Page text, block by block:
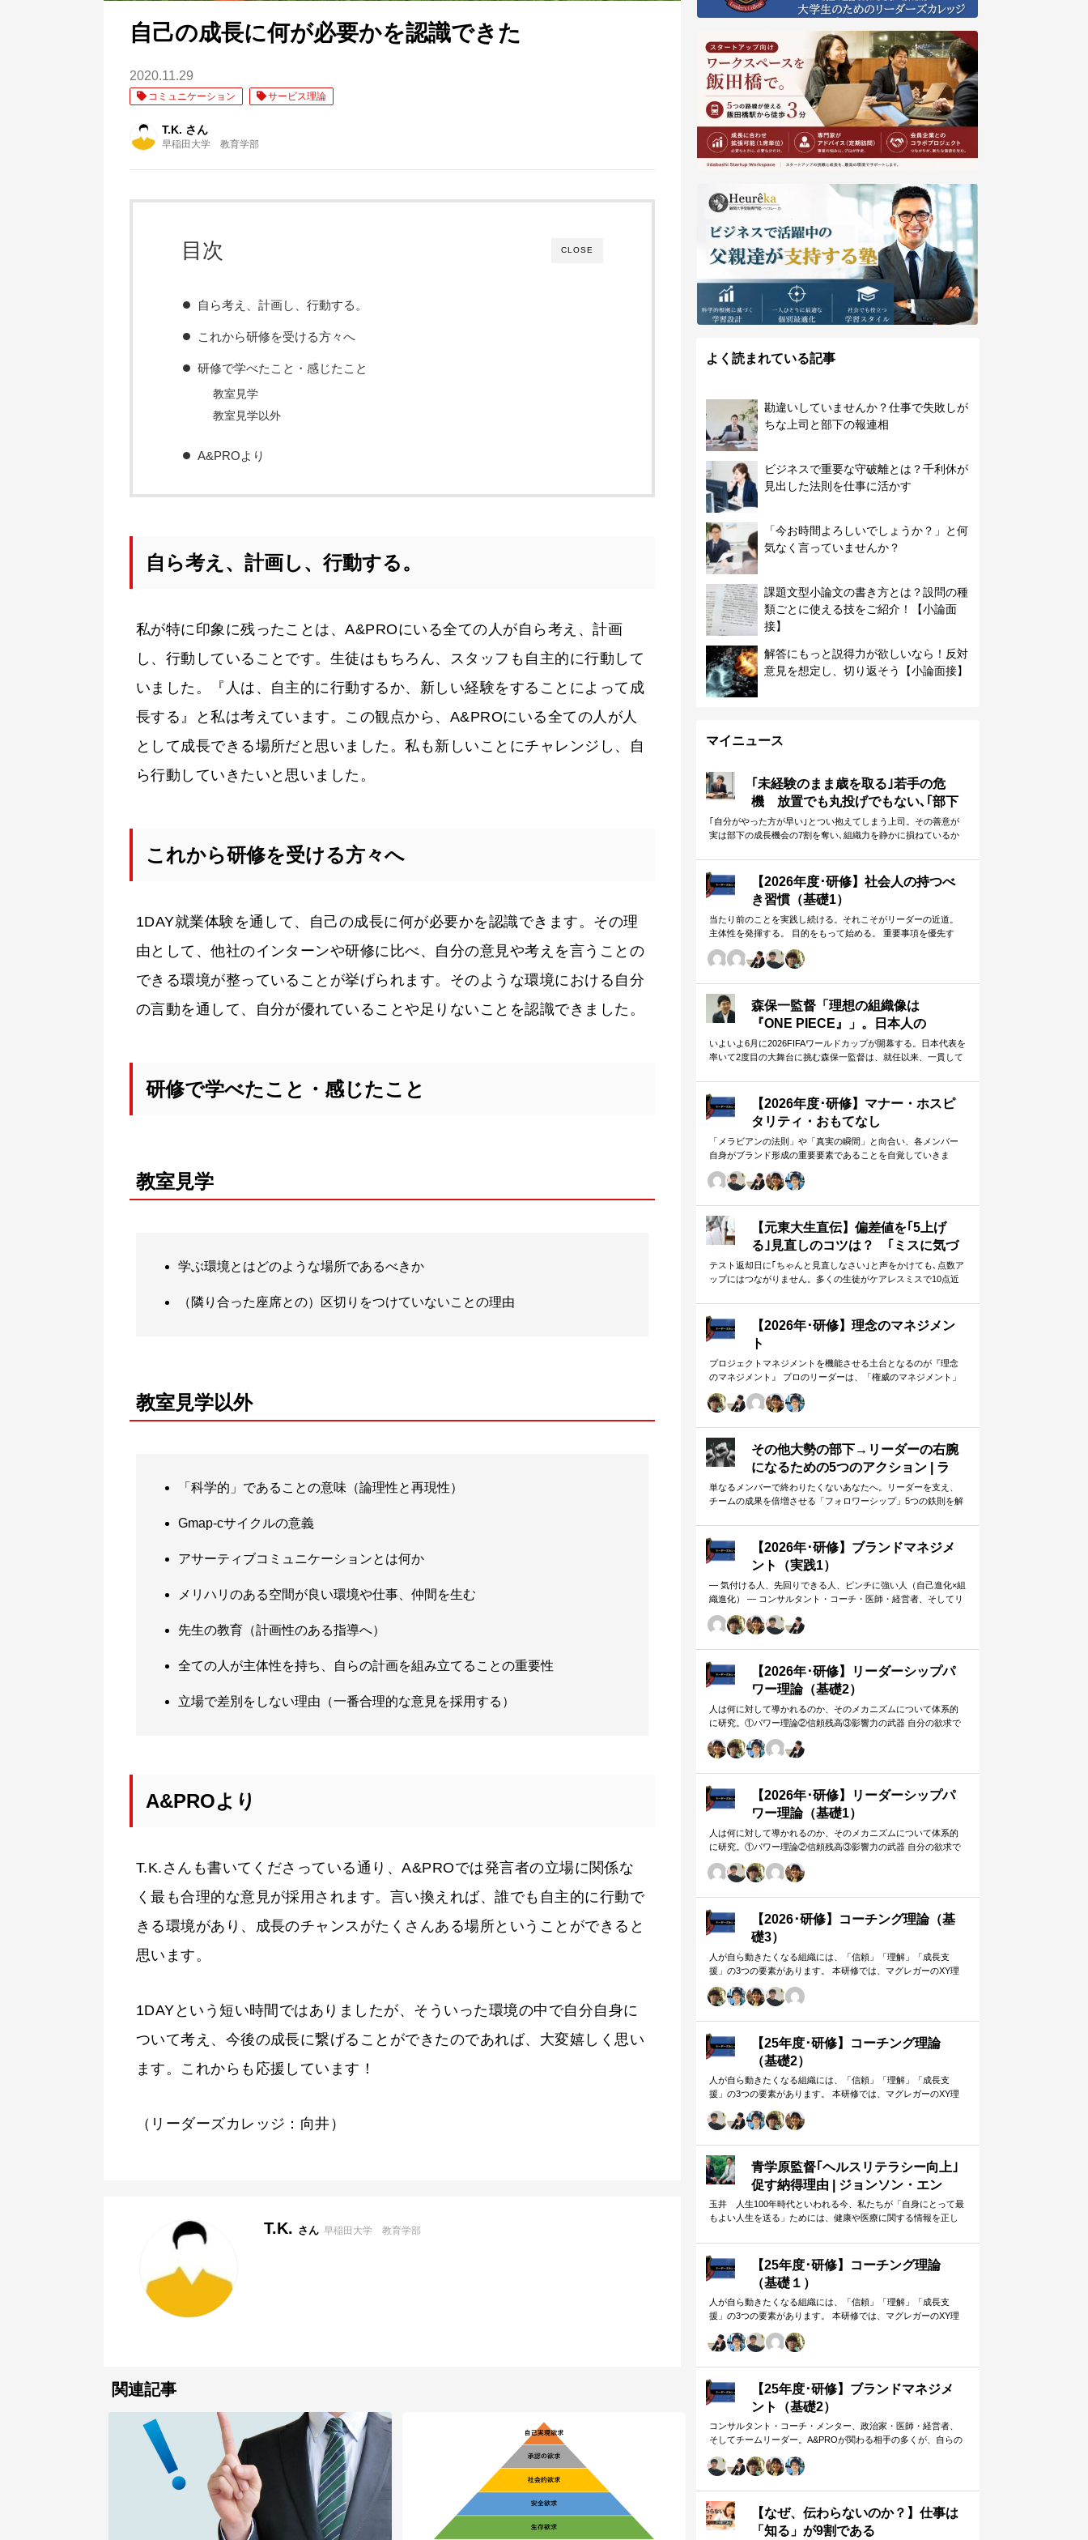
自己の成長に何が必要かを認識できた
2020.11.29
コミュニケーション サービス理論
T.K. さん
早稲田大学 教育学部
CLOSE
目次
自ら考え、計画し、行動する。
これから研修を受ける方々へ
研修で学べたこと・感じたこと
教室見学
教室見学以外
A&PROより
自ら考え、計画し、行動する。
私が特に印象に残ったことは、A&PROにいる全ての人が自ら考え、計画
し、行動していることです。生徒はもちろん、スタッフも自主的に行動して
いました。『人は、自主的に行動するか、新しい経験をすることによって成
長する』と私は考えています。この観点から、A&PROにいる全ての人が人
として成長できる場所だと思いました。私も新しいことにチャレンジし、自
ら行動していきたいと思いました。
これから研修を受ける方々へ
1DAY就業体験を通して、自己の成長に何が必要かを認識できます。その理
由として、他社のインターンや研修に比べ、自分の意見や考えを言うことの
できる環境が整っていることが挙げられます。そのような環境における自分
の言動を通して、自分が優れていることや足りないことを認識できました。
研修で学べたこと・感じたこと
教室見学
学ぶ環境とはどのような場所であるべきか
（隣り合った座席との）区切りをつけていないことの理由
教室見学以外
「科学的」であることの意味（論理性と再現性）
Gmap-cサイクルの意義
アサーティブコミュニケーションとは何か
メリハリのある空間が良い環境や仕事、仲間を生む
先生の教育（計画性のある指導へ）
全ての人が主体性を持ち、自らの計画を組み立てることの重要性
立場で差別をしない理由（一番合理的な意見を採用する）
A&PROより
T.K.さんも書いてくださっている通り、A&PROでは発言者の立場に関係な
く最も合理的な意見が採用されます。言い換えれば、誰でも自主的に行動で
きる環境があり、成長のチャンスがたくさんある場所ということができると
思います。
1DAYという短い時間ではありましたが、そういった環境の中で自分自身に
ついて考え、今後の成長に繋げることができたのであれば、大変嬉しく思い
ます。これからも応援しています！
（リーダーズカレッジ：向井）
T.K. さん 早稲田大学 教育学部
関連記事
よく読まれている記事
勘違いしていませんか？仕事で失敗しが
ちな上司と部下の報連相
ビジネスで重要な守破離とは？千利休が
見出した法則を仕事に活かす
「今お時間よろしいでしょうか？」と何
気なく言っていませんか？
課題文型小論文の書き方とは？設問の種
類ごとに使える技をご紹介！【小論面
接】
解答にもっと説得力が欲しいなら！反対
意見を想定し、切り返そう【小論面接】
マイニュース
｢未経験のまま歳を取る｣若手の危
機 放置でも丸投げでもない､｢部下
に任せることができる上司｣になる
方法
｢自分がやった方が早い｣とつい抱えてしまう上司。その善意が
実は部下の成長機会の7割を奪い､組織力を静かに損ねているか
【2026年度･研修】社会人の持つべ
き習慣（基礎1）
当たり前のことを実践し続ける。それこそがリーダーの近道。
主体性を発揮する。 目的をもって始める。 重要事項を優先す
いきます。 評論家ではなく、我がこととして取り組むメンバー
森保一監督「理想の組織像は
『ONE PIECE』」。日本人の
「和」と「魂」を武器に世界へ挑む
①
いよいよ6月に2026FIFAワールドカップが開幕する。日本代表を
率いて2度目の大舞台に挑む森保一監督は、就任以来、一貫して
【2026年度･研修】マナー・ホスピ
タリティ・おもてなし
「メラビアンの法則」や「真実の瞬間」と向合い、各メンバー
自身がブランド形成の重要要素であることを自覚していきま
ナー」「サービス」「ホスピタリティ」「おもてなし」の違い
ーに提供したいリーダーのための研修です。
【元東大生直伝】偏差値を｢5上げ
る｣見直しのコツは？ ｢ミスに気づ
かない｣無意味な作業から脱却を…
カギは試験"前"
テスト返却日に｢ちゃんと見直しなさい｣と声をかけても､点数ア
ップにはつながりません。多くの生徒がケアレスミスで10点近
【2026年･研修】理念のマネジメン
ト
プロジェクトマネジメントを機能させる土台となるのが『理念
のマネジメント』 プロのリーダーは、「権威のマネジメント」
「好き・嫌い」や「多数決」ではなく、説得力ある提案を互い
その他大勢の部下→リーダーの右腕
になるための5つのアクション | ラ
イフハッカー・ジャパン
単なるメンバーで終わりたくないあなたへ。リーダーを支え、
チームの成果を倍増させる「フォロワーシップ」5つの鉄則を解
【2026年･研修】ブランドマネジメ
ント（実践1）
― 気付ける人、先回りできる人、ピンチに強い人（自己進化×組
織進化） ― コンサルタント・コーチ・医師・経営者、そしてリ
【2026年･研修】リーダーシップパ
ワー理論（基礎2）
人は何に対して導かれるのか、そのメカニズムについて体系的
に研究。①パワー理論②信頼残高③影響力の武器 自分の欲求で
【2026年･研修】リーダーシップパ
ワー理論（基礎1）
人は何に対して導かれるのか、そのメカニズムについて体系的
に研究。①パワー理論②信頼残高③影響力の武器 自分の欲求で
【2026･研修】コーチング理論（基
礎3）
人が自ら動きたくなる組織には、「信頼」「理解」「成長支
援」の3つの要素があります。 本研修では、マグレガーのXY理
「人はなぜ動くのか」「どうすれば自ら動くようになるのか」
顧客対応の難航など）を、“人間理解”を通して紐解く実践型のプ
ログラムです。
【25年度･研修】コーチング理論
（基礎2）
人が自ら動きたくなる組織には、「信頼」「理解」「成長支
援」の3つの要素があります。 本研修では、マグレガーのXY理
「人はなぜ動くのか」「どうすれば自ら動くようになるのか」
顧客対応の難航など）を、“人間理解”を通して紐解く実践型のプ
ログラムです。
青学原監督｢ヘルスリテラシー向上｣
促す納得理由 | ジョンソン・エン
ド・ジョンソン | 東洋経済オンライ
ン
玉井 人生100年時代といわれる今、私たちが「自身にとって最
もよい人生を送る」ためには、健康や医療に関する情報を正し
【25年度･研修】コーチング理論
（基礎１）
人が自ら動きたくなる組織には、「信頼」「理解」「成長支
援」の3つの要素があります。 本研修では、マグレガーのXY理
「人はなぜ動くのか」「どうすれば自ら動くようになるのか」
顧客対応の難航など）を、“人間理解”を通して紐解く実践型のプ
ログラムです。
【25年度･研修】ブランドマネジメ
ント（基礎2）
コンサルタント・コーチ・メンター、政治家・医師・経営者、
そしてチームリーダー。A&PROが関わる相手の多くが、自らの
【なぜ、伝わらないのか？】仕事は
「知る」が9割である